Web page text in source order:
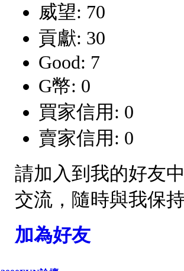
威望: 70
貢獻: 30
Good: 7
G幣: 0
買家信用: 0
賣家信用: 0
請加入到我的好友
交流，隨時與我保
加為好友